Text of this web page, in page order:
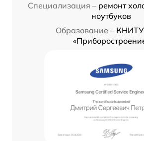
Специализация – ремонт
ноутбуков
Образование –